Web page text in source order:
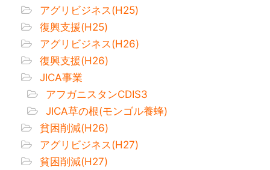
アグリビジネス(H25)
復興支援(H25)
アグリビジネス(H26)
復興支援(H26)
JICA事業
アフガニスタンCDIS3
JICA草の根(モンゴル養蜂)
貧困削減(H26)
アグリビジネス(H27)
貧困削減(H27)